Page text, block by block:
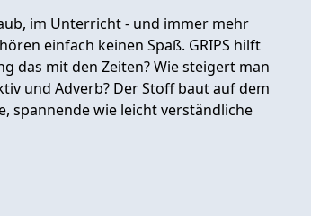
im Unterricht - und immer mehr
einfach keinen Spaß. GRIPS hilft
das mit den Zeiten? Wie steigert man
und Adverb? Der Stoff baut auf dem
spannende wie leicht verständliche